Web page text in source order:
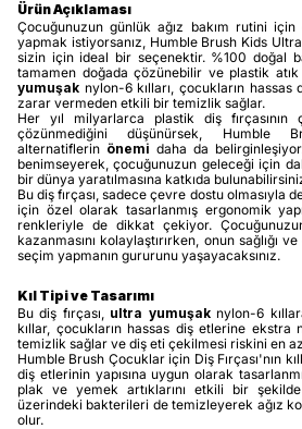
Ürün Açıklaması
Çocuğunuzun günlük ağız bakım rutini
yapmak istiyorsanız, Humble Brush Kids Ultra
sizin için ideal bir seçenektir. %100 doğal
tamamen doğada çözünebilir ve plastik
yumuşak nylon-6 kılları, çocukların
zarar vermeden etkili bir temizlik sağlar.
Her yıl milyarlarca plastik diş fırçasının
çözünmediğini düşünürsek, Humble
alternatiflerin önemi daha da
benimseyerek, çocuğunuzun geleceği için
bir dünya yaratılmasına katkıda
Bu diş fırçası, sadece çevre dostu olmasıyla
için özel olarak tasarlanmış ergonomik
renkleriyle de dikkat çekiyor.
kazanmasını kolaylaştırırken, onun sağlığı
seçim yapmanın gururunu yaşayacaksınız.
Kıl Tipi ve Tasarımı
Bu diş fırçası, ultra yumuşaknylon-6
kıllar, çocukların hassas diş etlerine
temizlik sağlar ve diş eti çekilmesi riskini en
Humble Brush Çocuklar için Diş Fırçası'nın
diş etlerinin yapısına uygun olarak
plak ve yemek artıklarını etkili bir
üzerindeki bakterileri de temizleyerek ağız
olur.